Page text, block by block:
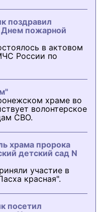
поздравил
Днем пожарной
в актовом
России по
храме во
волонтерское
СВО.
храма пророка
детский сад N
участие в
красная".
посетил